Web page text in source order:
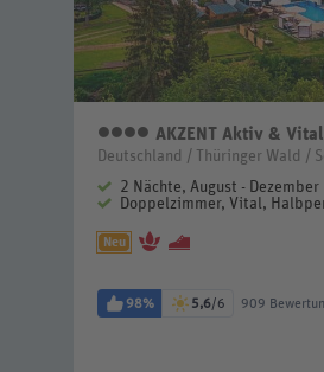
4 Sterne
AKZENT Aktiv &
Deutschland / Thüringer Wald /
2 Nächte, August -
Doppelzimmer, Vital,
Neu
98% 5,6/6 909